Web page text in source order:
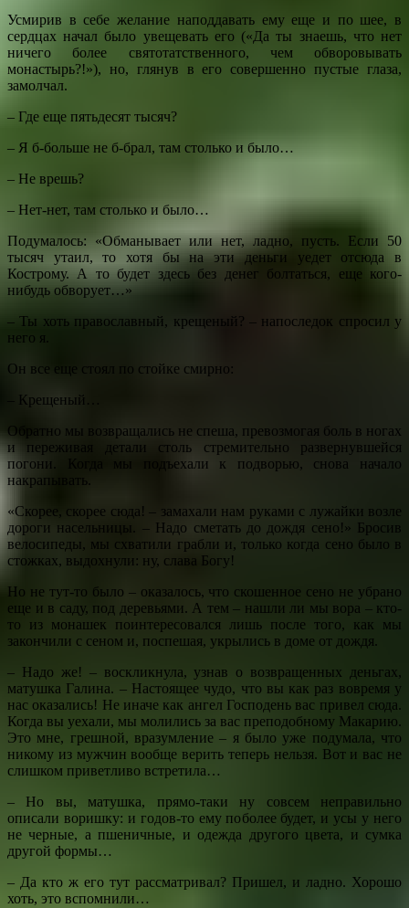
Усмирив в себе желание наподдавать ему еще и по шее, в
сердцах начал было увещевать его («Да ты знаешь, что нет
ничего более святотатственного, чем обворовывать
монастырь?!»), но, глянув в его совершенно пустые глаза,
замолчал.
– Где еще пятьдесят тысяч?
– Я б-больше не б-брал, там столько и было…
– Не врешь?
– Нет-нет, там столько и было…
Подумалось: «Обманывает или нет, ладно, пусть. Если 50
тысяч утаил, то хотя бы на эти деньги уедет отсюда в
Кострому. А то будет здесь без денег болтаться, еще кого-
нибудь обворует…»
– Ты хоть православный, крещеный? – напоследок спросил у
него я.
Он все еще стоял по стойке смирно:
– Крещеный…
Обратно мы возвращались не спеша, превозмогая боль в ногах
и переживая детали столь стремительно развернувшейся
погони. Когда мы подъехали к подворью, снова начало
накрапывать.
«Скорее, скорее сюда! – замахали нам руками с лужайки возле
дороги насельницы. – Надо сметать до дождя сено!» Бросив
велосипеды, мы схватили грабли и, только когда сено было в
стожках, выдохнули: ну, слава Богу!
Но не тут-то было – оказалось, что скошенное сено не убрано
еще и в саду, под деревьями. А тем – нашли ли мы вора – кто-
то из монашек поинтересовался лишь после того, как мы
закончили с сеном и, поспешая, укрылись в доме от дождя.
– Надо же! – воскликнула, узнав о возвращенных деньгах,
матушка Галина. – Настоящее чудо, что вы как раз вовремя у
нас оказались! Не иначе как ангел Господень вас привел сюда.
Когда вы уехали, мы молились за вас преподобному Макарию.
Это мне, грешной, вразумление – я было уже подумала, что
никому из мужчин вообще верить теперь нельзя. Вот и вас не
слишком приветливо встретила…
– Но вы, матушка, прямо-таки ну совсем неправильно
описали воришку: и годов-то ему поболее будет, и усы у него
не черные, а пшеничные, и одежда другого цвета, и сумка
другой формы…
– Да кто ж его тут рассматривал? Пришел, и ладно. Хорошо
хоть, это вспомнили…